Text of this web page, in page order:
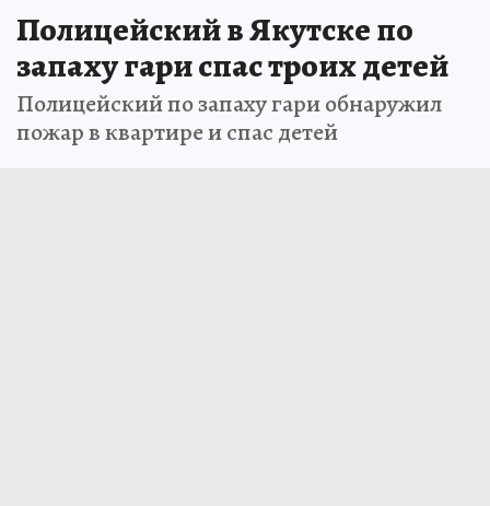
Полицейский в Якутске по
запаху гари спас троих детей
Полицейский по запаху гари обнаружил
пожар в квартире и спас детей